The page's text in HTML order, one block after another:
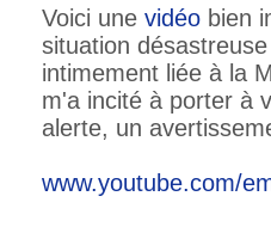
Voici une vidéo bien
situation
intimement liée à la
m'a incité à porter à
alerte, un
www.youtube.com/